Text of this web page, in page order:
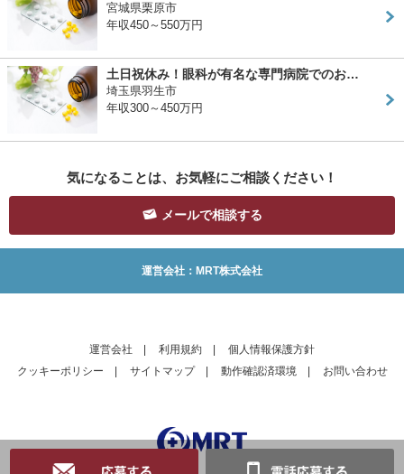
宮城県栗原市
年収450～550万円
土日祝休み！眼科が有名な専門病院でのお…
埼玉県羽生市
年収300～450万円
気になることは、お気軽にご相談ください！
メールで相談する
運営会社：MRT株式会社
運営会社 利用規約
個人情報保護方針
クッキーポリシー
サイトマップ| 動作確認済環境| お問い合わせ